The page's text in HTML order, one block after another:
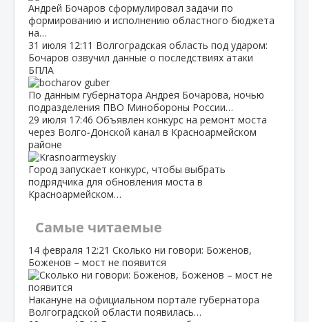
Андрей Бочаров сформулировал задачи по
формированию и исполнению областного бюджета
на…
31 июля 12:11 Волгоградская область под ударом:
Бочаров озвучил данные о последствиях атаки
БПЛА
По данным губернатора Андрея Бочарова, ночью
подразделения ПВО Минобороны России…
29 июля 17:46 Объявлен конкурс на ремонт моста
через Волго‑Донской канал в Красноармейском
районе
Город запускает конкурс, чтобы выбрать
подрядчика для обновления моста в
Красноармейском…
Самые читаемые
14 февраля 12:21 Сколько ни говори: Боженов,
Боженов – мост не появится
Накануне на официальном портале губернатора
Волгоградской области появилась…